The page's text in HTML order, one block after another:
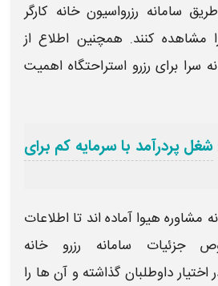
سامانه رزرواسیون خانه کارگر
مشاهده کنند. همچنین اطلاع از
سرا برای رزرواستراحتگاه اهمیت
شغل پردرآمد با سرمایه کم برای
مشاوره هیوا آماده اند تا اطلاعات
جزئیات
سامانه رزرو خانه
اختیار داوطلبان گذاشته و آن ها را